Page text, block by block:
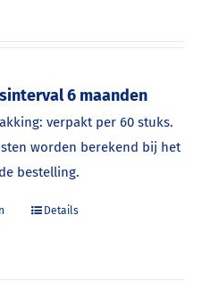
6 maanden
verpakt per 60 stuks.
worden berekend bij het
bestelling.
Details